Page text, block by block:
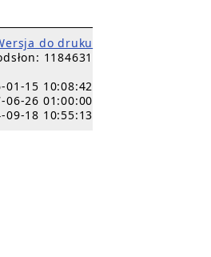
do druku
1184631
01-15 10:08:42
06-26 01:00:00
18 10:55:13